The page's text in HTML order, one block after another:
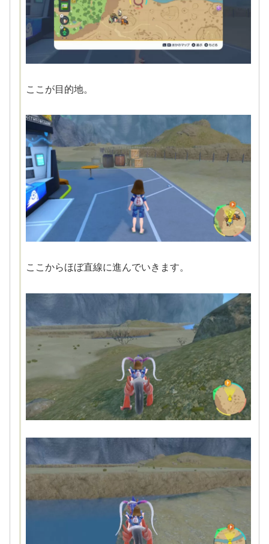
ここが目的地。
ここからほぼ直線に進んでいきます。